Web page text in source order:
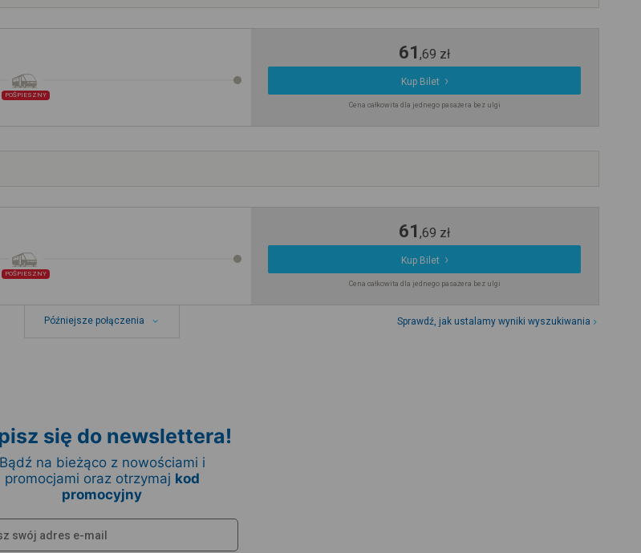
POŚPIESZNY
61,69 zł
Kup Bilet
Cena całkowita dla jednego pasażera bez ulgi
POŚPIESZNY
61,69 zł
Kup Bilet
Cena całkowita dla jednego pasażera bez ulgi
Późniejsze połączenia Sprawdź, jak ustalamy wyniki wyszukiwania
się do newslettera!
Bądź na bieżąco z nowościami i
promocjami oraz otrzymaj kod
promocyjny